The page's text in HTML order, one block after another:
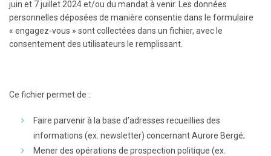
juin et 7 juillet 2024 et/ou du mandat à venir. Les données
personnelles déposées de manière consentie dans le formulaire
« engagez-vous » sont collectées dans un fichier, avec le
consentement des utilisateurs le remplissant.
Ce fichier permet de :
Faire parvenir à la base d’adresses recueillies des
informations (ex. newsletter) concernant Aurore Bergé;
Mener des opérations de prospection politique (ex.